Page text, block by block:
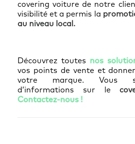
covering voiture de notre
visibilité et a permis la
au niveau local.
Découvrez toutes nos
vos points de vente et
votre marque. Vous
d’informations sur le
Contactez-nous !